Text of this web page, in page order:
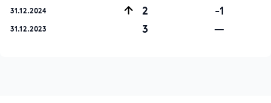
31.12.2024 2 -1
31.12.2023 3 —